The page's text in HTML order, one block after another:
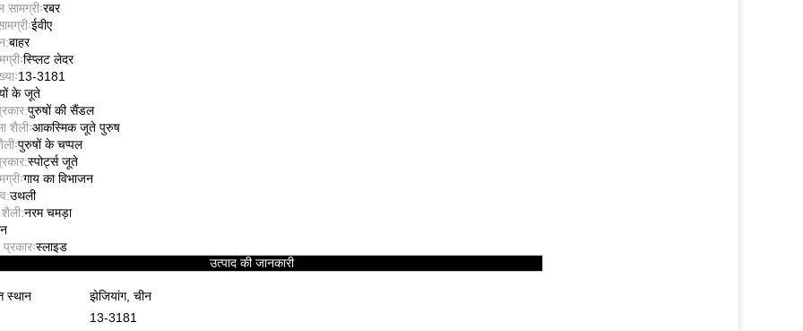
रबर
ईवीए
बाहर
स्प्लिट लेदर
13-3181
के जूते
पुरुषों की सैंडल
शैलीःआकस्मिक जूते पुरुष
पुरुषों के चप्पल
स्पोर्ट्स जूते
गाय का विभाजन
उथली
नरम चमड़ा
स्लाइड
उत्पाद की जानकारी
स्थान
झेजियांग, चीन
13-3181